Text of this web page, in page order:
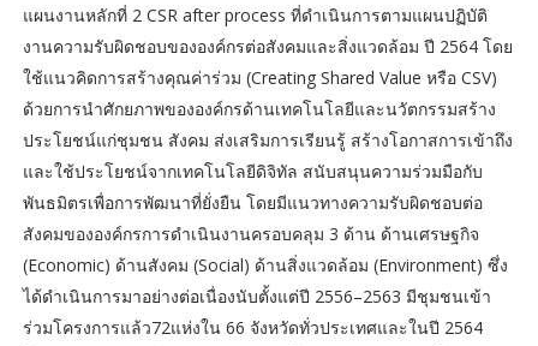
แผนงานหลักที่ 2 CSR after process ที่ดำเนินการตามแผนปฏิบัติ
งานความรับผิดชอบขององค์กรต่อสังคมและสิ่งแวดล้อม ปี 2564 โดย
ใช้แนวคิดการสร้างคุณค่าร่วม (Creating Shared Value หรือ CSV)
ด้วยการนำศักยภาพขององค์กรด้านเทคโนโลยีและนวัตกรรมสร้าง
ประโยชน์แก่ชุมชน สังคม ส่งเสริมการเรียนรู้ สร้างโอกาสการเข้าถึง
และใช้ประโยชน์จากเทคโนโลยีดิจิทัล สนับสนุนความร่วมมือกับ
พันธมิตรเพื่อการพัฒนาที่ยั่งยืน โดยมีแนวทางความรับผิดชอบต่อ
สังคมขององค์กรการดำเนินงานครอบคลุม 3 ด้าน ด้านเศรษฐกิจ
(Economic) ด้านสังคม (Social) ด้านสิ่งแวดล้อม (Environment) ซึ่ง
ได้ดำเนินการมาอย่างต่อเนื่องนับตั้งแต่ปี 2556–2563 มีชุมชนเข้า
ร่วมโครงการแล้ว72แห่งใน 66 จังหวัดทั่วประเทศและในปี 2564